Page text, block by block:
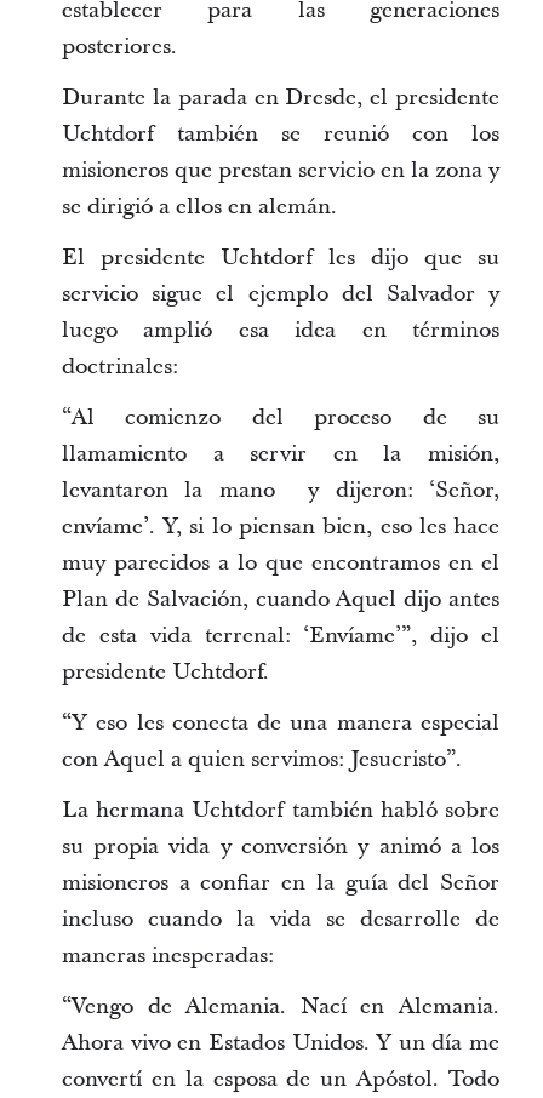
establecer para las generaciones
posteriores.
Durante la parada en Dresde, el presidente
Uchtdorf también se reunió con los
misioneros que prestan servicio en la zona y
se dirigió a ellos en alemán.
El presidente Uchtdorf les dijo que su
servicio sigue el ejemplo del Salvador y
luego amplió esa idea en términos
doctrinales:
“Al comienzo del proceso de su
llamamiento a servir en la misión,
levantaron la mano y dijeron: ‘Señor,
envíame’. Y, si lo piensan bien, eso les hace
muy parecidos a lo que encontramos en el
Plan de Salvación, cuando Aquel dijo antes
de esta vida terrenal: ‘Envíame’”, dijo el
presidente Uchtdorf.
“Y eso les conecta de una manera especial
con Aquel a quien servimos: Jesucristo”.
La hermana Uchtdorf también habló sobre
su propia vida y conversión y animó a los
misioneros a confiar en la guía del Señor
incluso cuando la vida se desarrolle de
maneras inesperadas:
“Vengo de Alemania. Nací en Alemania.
Ahora vivo en Estados Unidos. Y un día me
convertí en la esposa de un Apóstol. Todo